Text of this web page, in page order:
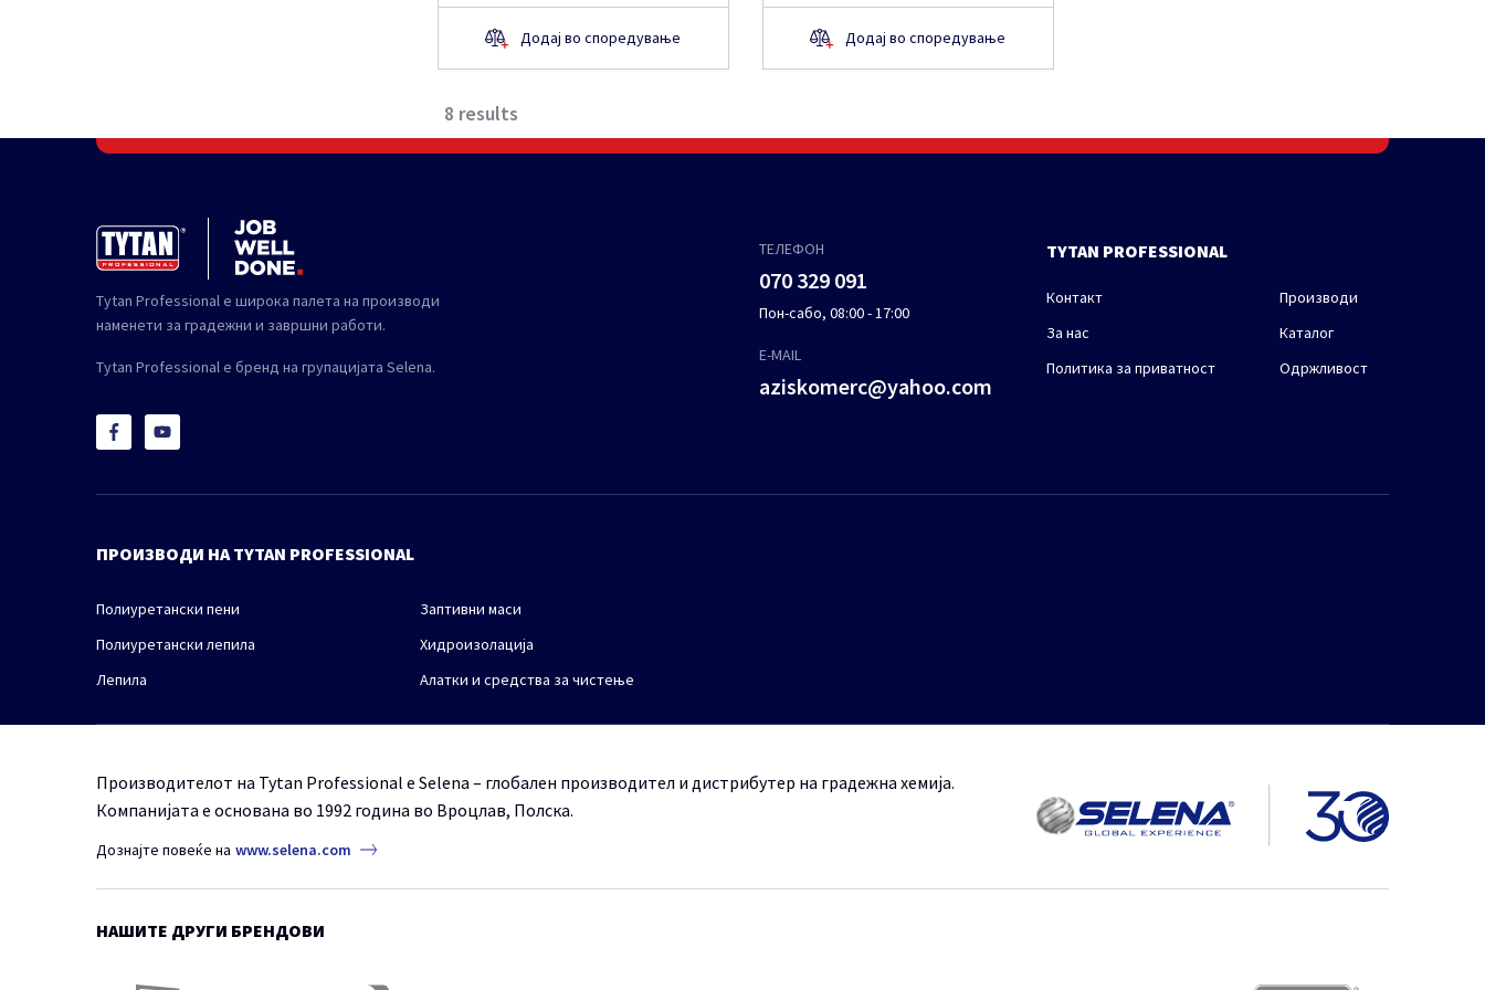
Додај во споредување Додај во споредување
8 results
Tytan Professional е широка палета на производи
наменети за градежни и завршни работи.
Tytan Professional е бренд на групацијата Selena.
ТЕЛЕФОН
070 329 091
Пон-сабо, 08:00 - 17:00
E-MAIL
aziskomerc@yahoo.com
TYTAN PROFESSIONAL
Контакт
За нас
Политика за приватност
Производи
Каталог
Одржливост
ПРОИЗВОДИ НА TYTAN PROFESSIONAL
Полиуретански пени
Полиуретански лепила
Лепила
Заптивни маси
Хидроизолација
Алатки и средства за чистење
Производителот на Tytan Professional е Selena – глобален производител и дистрибутер на градежна хемија.
Компанијата е основана во 1992 година во Вроцлав, Полска.
Дознајте повеќе на www.selena.com
НАШИТЕ ДРУГИ БРЕНДОВИ